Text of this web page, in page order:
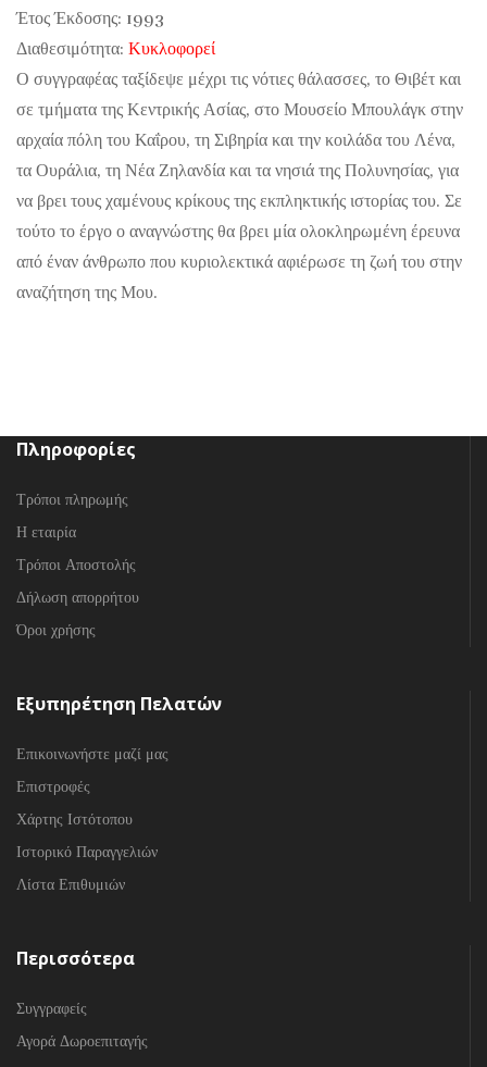
Έτος Έκδοσης: 1993
Διαθεσιμότητα: Κυκλοφορεί
Ο συγγραφέας ταξίδεψε μέχρι τις νότιες θάλασσες, το Θιβέτ και
σε τμήματα της Κεντρικής Ασίας, στο Μουσείο Μπουλάγκ στην
αρχαία πόλη του Καΐρου, τη Σιβηρία και την κοιλάδα του Λένα,
τα Ουράλια, τη Νέα Ζηλανδία και τα νησιά της Πολυνησίας, για
να βρει τους χαμένους κρίκους της εκπληκτικής ιστορίας του. Σε
τούτο το έργο ο αναγνώστης θα βρει μία ολοκληρωμένη έρευνα
από έναν άνθρωπο που κυριολεκτικά αφιέρωσε τη ζωή του στην
αναζήτηση της Μου.
Πληροφορίες
Τρόποι πληρωμής
Η εταιρία
Τρόποι Αποστολής
Δήλωση απορρήτου
Όροι χρήσης
Εξυπηρέτηση Πελατών
Επικοινωνήστε μαζί μας
Επιστροφές
Χάρτης Ιστότοπου
Ιστορικό Παραγγελιών
Λίστα Επιθυμιών
Περισσότερα
Συγγραφείς
Αγορά Δωροεπιταγής